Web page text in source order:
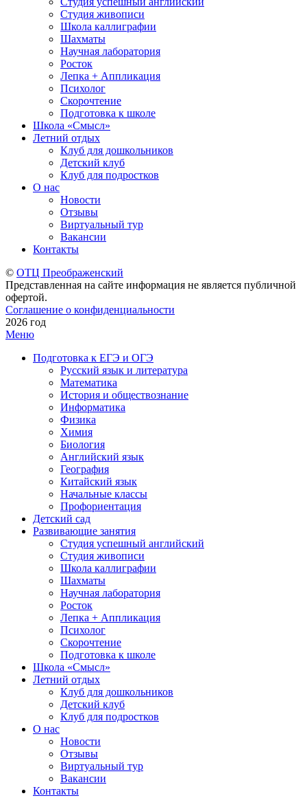
Студия живописи
Школа каллиграфии
Шахматы
Научная лаборатория
Росток
Лепка + Аппликация
Психолог
Скорочтение
Подготовка к школе
Школа «Смысл»
Летний отдых
Клуб для дошкольников
Детский клуб
Клуб для подростков
О нас
Новости
Отзывы
Виртуальный тур
Вакансии
Контакты
© ОТЦ Преображенский
Представленная на сайте информация не является публичной
офертой.
Соглашение о конфиденциальности
2026 год
Меню
Подготовка к ЕГЭ и ОГЭ
Русский язык и литература
Математика
История и обществознание
Информатика
Физика
Химия
Биология
Английский язык
География
Китайский язык
Начальные классы
Профориентация
Детский сад
Развивающие занятия
Студия успешный английский
Студия живописи
Школа каллиграфии
Шахматы
Научная лаборатория
Росток
Лепка + Аппликация
Психолог
Скорочтение
Подготовка к школе
Школа «Смысл»
Летний отдых
Клуб для дошкольников
Детский клуб
Клуб для подростков
О нас
Новости
Отзывы
Виртуальный тур
Вакансии
Контакты